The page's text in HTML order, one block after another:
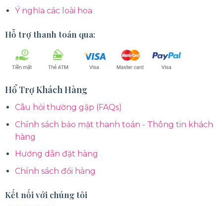
Ý nghĩa các loài hoa
Hỗ trợ thanh toán qua:
Hổ Trợ Khách Hàng
Câu hỏi thường gặp (FAQs)
Chính sách bảo mật thanh toán - Thông tin khách
hàng
Hướng dẫn đặt hàng
Chính sách đổi hàng
Kết nối với chúng tôi